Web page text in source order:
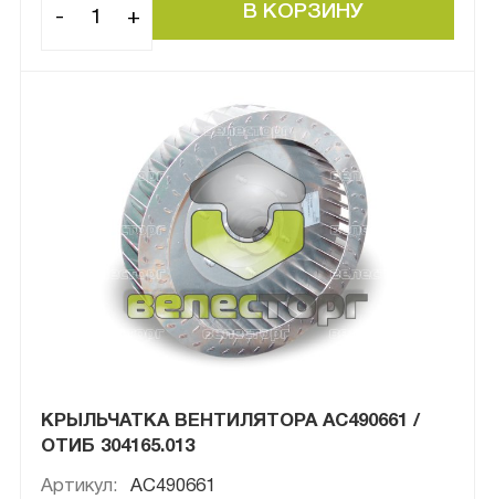
- +
КРЫЛЬЧАТКА ВЕНТИЛЯТОРА АС490661 /
ОТИБ 304165.013
Артикул:
АС490661